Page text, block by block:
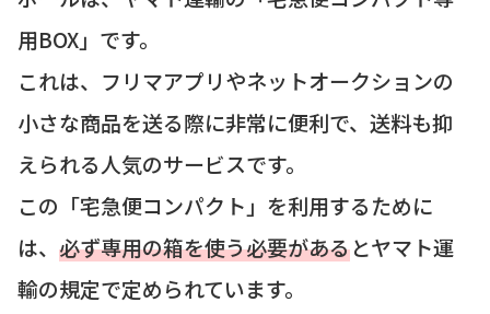
用BOX」です。
これは、フリマアプリやネットオークションの
小さな商品を送る際に非常に便利で、送料も抑
えられる人気のサービスです。
この「宅急便コンパクト」を利用するために
は、 必ず専用の箱を使う必要があるとヤマト運
輸の規定で定められています。